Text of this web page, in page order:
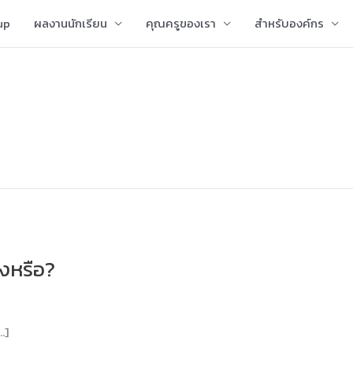
ผลงานนักเรียน คุณครูของเรา สำหรับองค์กร
หรือ?